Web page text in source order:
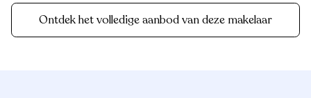
Ontdek het volledige aanbod van deze makelaar